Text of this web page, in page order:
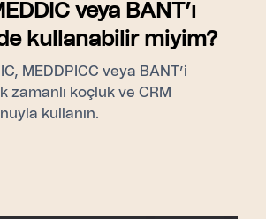
veya BANT’ı
kullanabilir miyim?
MEDDPICC veya BANT’i
zamanlı koçluk ve CRM
kullanın.